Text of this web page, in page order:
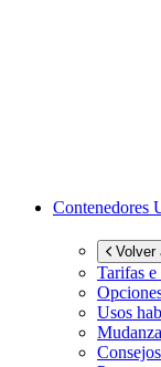
Contenedores
Volver
Tarifas
Usos